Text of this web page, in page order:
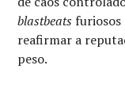
blastbeats
reafirmar a
peso.